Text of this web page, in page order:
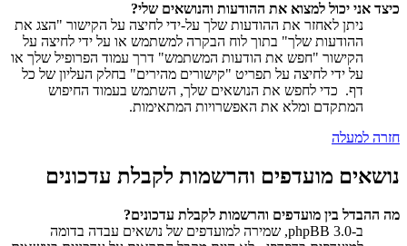
כיצד אני יכול למצוא את ההודעות והנושאים שלי?
ניתן לאחזר את ההודעות שלך על-ידי לחיצה על הקישור "הצג את
ההודעות שלך" בתוך לוח הבקרה למשתמש או על ידי לחיצה על
הקישור "חפש את הודעות המשתמש" דרך עמוד הפרופיל שלך או
על ידי לחיצה על תפריט "קישורים מהירים" בחלק העליון של כל
דף. כדי לחפש את הנושאים שלך, השתמש בעמוד החיפוש
המתקדם ומלא את האפשרויות המתאימות.
חזרה למעלה
נושאים מועדפים והרשמות לקבלת עדכונים
מה ההבדל בין מועדפים והרשמות לקבלת עדכונים?
ב-phpBB 3.0, שמירה למועדפים של נושאים עבדה בדומה